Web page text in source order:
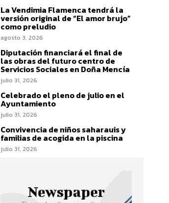
La Vendimia Flamenca tendrá la
versión original de “El amor brujo”
como preludio
agosto 3, 2026
Diputación financiará el final de
las obras del futuro centro de
Servicios Sociales en Doña Mencía
julio 31, 2026
Celebrado el pleno de julio en el
Ayuntamiento
julio 31, 2026
Convivencia de niños saharauis y
familias de acogida en la piscina
julio 31, 2026